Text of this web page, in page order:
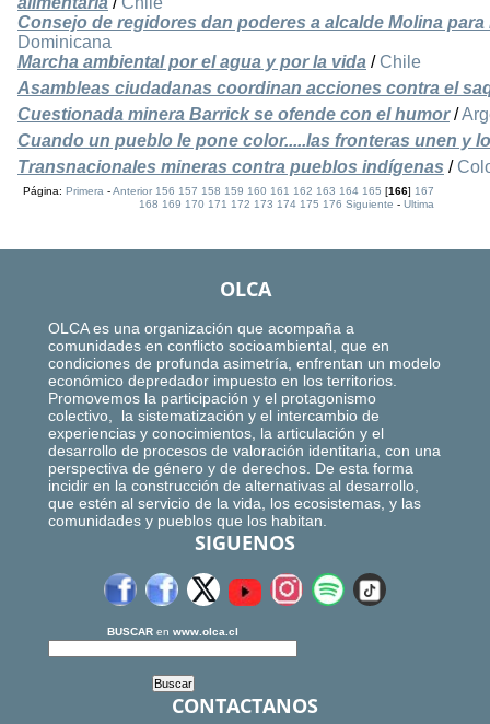
Consejo de regidores dan poderes a alcalde Molina
Dominicana
Marcha ambiental por el agua y por la vida / Chile
Asambleas ciudadanas coordinan acciones contra el
Cuestionada minera Barrick se ofende con el humor/
Cuando un pueblo le pone color.....las fronteras unen y
Transnacionales mineras contra pueblos indígenas /
Página:Primera -Anterior 156 157 158 159 160 161 162 163 164 165 [166]167
168 169 170 171 172 173 174 175 176 Siguiente -Ultima
OLCA
OLCA es una organización que acompaña a
comunidades en conflicto socioambiental, que en
condiciones de profunda asimetría, enfrentan un modelo
económico depredador impuesto en los territorios.
Promovemos la participación y el protagonismo
colectivo, la sistematización y el intercambio de
experiencias y conocimientos, la articulación y el
desarrollo de procesos de valoración identitaria, con una
perspectiva de género y de derechos. De esta forma
incidir en la construcción de alternativas al desarrollo,
que estén al servicio de la vida, los ecosistemas, y las
comunidades y pueblos que los habitan.
SIGUENOS
BUSCAR en www.olca.cl
CONTACTANOS